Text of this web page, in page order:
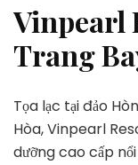
Vinpearl
Trang
Tọa lạc tại đảo
Hòa, Vinpearl
dưỡng cao cấp